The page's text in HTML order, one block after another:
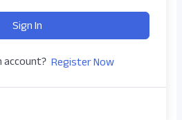
Sign In
account? Register Now